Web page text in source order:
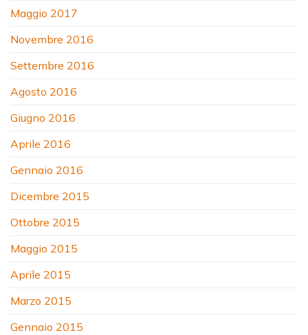
Maggio 2017
Novembre 2016
Settembre 2016
Agosto 2016
Giugno 2016
Aprile 2016
Gennaio 2016
Dicembre 2015
Ottobre 2015
Maggio 2015
Aprile 2015
Marzo 2015
Gennaio 2015